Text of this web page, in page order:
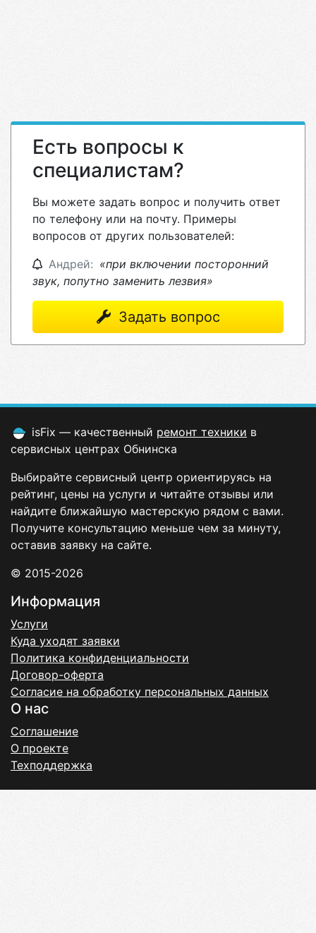
Есть вопросы к
специалистам?
Вы можете задать вопрос и получить ответ
по телефону или на почту. Примеры
вопросов от других пользователей:
Андрей: «при включении посторонний
звук, попутно заменить лезвия»
Задать вопрос
isFix — качественный ремонт техники в
сервисных центрах Обнинска
Выбирайте сервисный центр ориентируясь на
рейтинг, цены на услуги и читайте отзывы или
найдите ближайшую мастерскую рядом с вами.
Получите консультацию меньше чем за минуту,
оставив заявку на сайте.
© 2015-2026
Информация
Услуги
Куда уходят заявки
Политика конфиденциальности
Договор-оферта
Согласие на обработку персональных данных
О нас
Соглашение
О проекте
Техподдержка